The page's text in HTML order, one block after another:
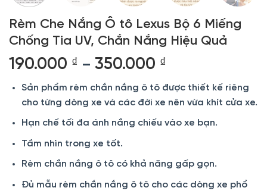
Rèm Che Nắng Ô tô Lexus Bộ 6 Miếng
Chống Tia UV, Chắn Nắng Hiệu Quả
190.000 ₫ – 350.000 ₫
từ
190.000 ₫
đến
Sản phẩm rèm chắn nắng ô tô được thiết kế riêng
cho từng dòng xe và các đời xe nên vừa khít cửa xe.
Hạn chế tối đa ánh nắng chiếu vào xe bạn.
Tầm nhìn trong xe tốt.
Rèm chắn nắng ô tô có khả năng gấp gọn.
Đủ mẫu rèm chắn nắng ô tô cho các dòng xe phổ